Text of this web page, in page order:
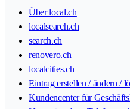
Über local.ch
localsearch.ch
search.ch
renovero.ch
localcities.ch
Eintrag erstellen / ändern /
Kundencenter für